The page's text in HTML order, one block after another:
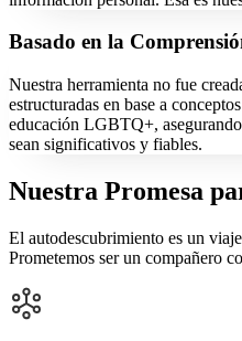
Basado en la
Nuestra herramienta no fue
estructuradas en base a
educación LGBTQ+,
sean significativos y fiables.
Nuestra Promesa
El autodescubrimiento es un
Prometemos ser un compañero